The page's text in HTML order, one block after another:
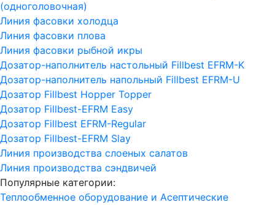
(одноголовочная)
Линия фасовки холодца
Линия фасовки плова
Линия фасовки рыбной икры
Дозатор-наполнитель настольный Fillbest EFRM-K
Дозатор-наполнитель напольный Fillbest EFRM-U
Дозатор Fillbest Hopper Topper
Дозатор Fillbest-EFRM Easy
Дозатор Fillbest EFRM-Regular
Дозатор Fillbest-EFRM Slay
Линия производства слоеных салатов
Линия производства сэндвичей
Популярные категории:
Теплообменное оборудование и Асептические